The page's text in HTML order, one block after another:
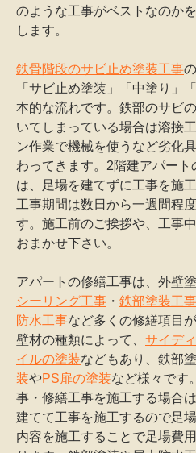
のような工事がベストなのか
します。
鉄骨階段のサビ止め塗装工事
「サビ止め塗装」「中塗り」
本的な流れです。鉄部のサビ
いてしまっている場合は溶接
ン作業で機械を使うなど劣化
わってきます。2階建アパー
は、足場を建てずに工事を施
工事期間は数日から一週間程
す。施工前のご挨拶や、工事
おまかせ下さい。
アパートの修繕工事は、外壁
シーリング工事 ・ 鉄部塗装工事
防水工事など多くの修繕項目
壁材の種類によって、 サイデ
イルの塗装などもあり、鉄部
装やPS扉の塗装など様々です
事・修繕工事を施工する場合
建てて工事を施工するので足
内容を施工することで足場費